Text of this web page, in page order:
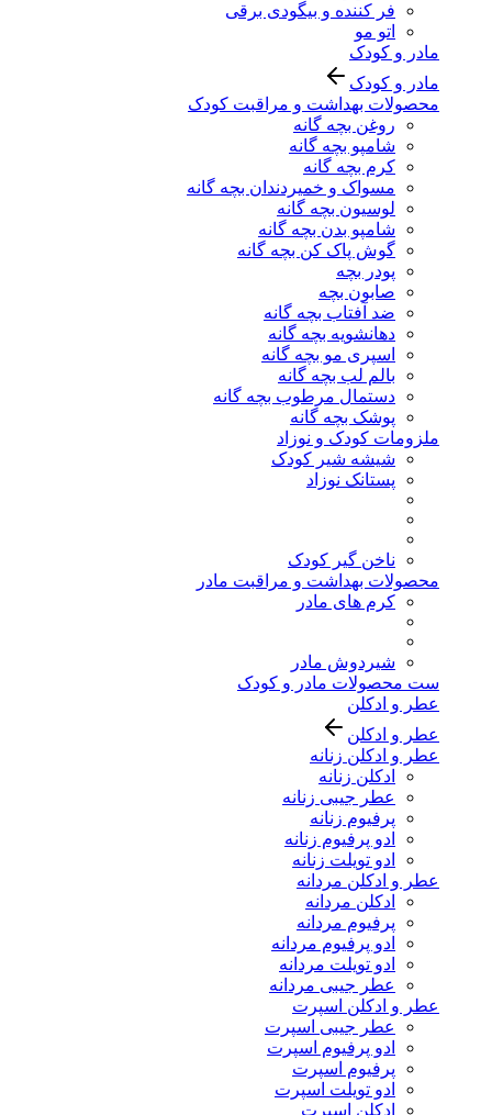
فر کننده و بیگودی برقی
اتو مو
مادر و کودک
مادر و کودک
محصولات بهداشت و مراقبت کودک
روغن بچه گانه
شامپو بچه گانه
کرم بچه گانه
مسواک و خمیردندان بچه گانه
لوسیون بچه گانه
شامپو بدن بچه گانه
گوش پاک کن بچه گانه
پودر بچه
صابون بچه
ضد آفتاب بچه گانه
دهانشویه بچه گانه
اسپری مو بچه گانه
بالم لب بچه گانه
دستمال مرطوب بچه گانه
پوشک بچه گانه
ملزومات کودک و نوزاد
شیشه شیر کودک
پستانک نوزاد
ناخن گیر کودک
محصولات بهداشت و مراقبت مادر
کرم های مادر
شیردوش مادر
ست محصولات مادر و کودک
عطر و ادکلن
عطر و ادکلن
عطر و ادکلن زنانه
ادکلن زنانه
عطر جیبی زنانه
پرفیوم زنانه
ادو پرفیوم زنانه
ادو تویلت زنانه
عطر و ادکلن مردانه
ادکلن مردانه
پرفیوم مردانه
ادو پرفیوم مردانه
ادو تویلت مردانه
عطر جیبی مردانه
عطر و ادکلن اسپرت
عطر جیبی اسپرت
ادو پرفیوم اسپرت
پرفیوم اسپرت
ادو تویلت اسپرت
ادکلن اسپرت